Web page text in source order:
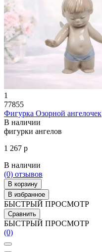
1
77855
Фигурка Озорной ангелочек
В наличии
фигурки ангелов
1 267 р
В наличии
(0) отзывов
В корзину
В избранное
БЫСТРЫЙ ПРОСМОТР
Сравнить
БЫСТРЫЙ ПРОСМОТР
(0)